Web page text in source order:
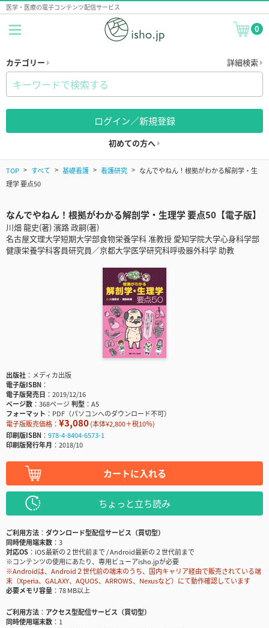
医学・医療の電子コンテンツ配信サービス
0
カテゴリー 詳細検索
ログイン／新規登録
初めての方へ
TOP すべて 基礎看護 看護研究
なんでやねん！根拠がわかる解剖学・生
理学 要点50
なんでやねん！根拠がわかる解剖学・生理学 要点50【電子版】
川畑 龍史(著) 濱路 政嗣(著)
名古屋文理大学短期大学部食物栄養学科 准教授 愛知学院大学心身科学部
健康栄養学科客員研究員／京都大学医学研究科呼吸器外科学 助教
出版社
メディカ出版
電子版ISBN
電子版発売日
2019/12/16
ページ数
368ページ判型
A5
フォーマット
PDF（パソコンへのダウンロード不可）
電子版販売価格： ¥3,080(本体¥2,800＋税10％)
印刷版ISBN
978-4-8404-6573-1
印刷版発行年月
2018/10
カートに入れる
ちょっと立ち読み
ご利用方法
ダウンロード型配信サービス（買切型）
同時使用端末数
3
対応OS
iOS最新の２世代前まで / Android最新の２世代前まで
※コンテンツの使用にあたり、専用ビューアisho.jpが必要
※Androidは、Android２世代前の端末のうち、国内キャリア経由で販売されている端
末（Xperia、GALAXY、AQUOS、ARROWS、Nexusなど）にて動作確認しています
必要メモリ容量
78 MB以上
ご利用方法
アクセス型配信サービス（買切型）
同時使用端末数
1